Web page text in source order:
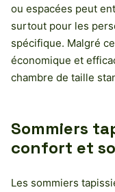
ou espacées peut
surtout pour les
spécifique. Malgré
économique et
chambre de taille
Sommiers
confort et
Les sommiers